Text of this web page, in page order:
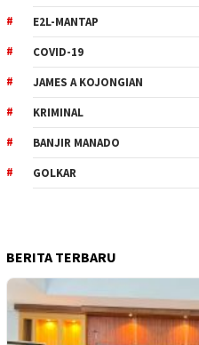
E2L-MANTAP
COVID-19
JAMES A KOJONGIAN
KRIMINAL
BANJIR MANADO
GOLKAR
BERITA TERBARU